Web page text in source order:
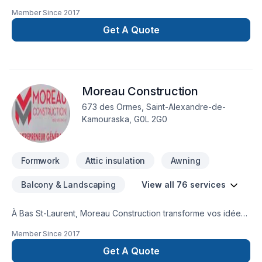
Member Since 2017
Get A Quote
Moreau Construction
673 des Ormes, Saint-Alexandre-de-
Kamouraska, G0L 2G0
Formwork Attic insulation Awning
Balcony & Landscaping View all 76 services
À Bas St-Laurent, Moreau Construction transforme vos idées
le domaine de Adaptation dom., Agrandissement, Après-
sinistre, Armoires, Balcon, Balcon de bois, Béton,
Member Since 2017
Get A Quote